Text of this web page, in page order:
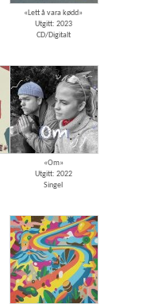
«Lett å vara kødd»
Utgitt: 2023
CD/Digitalt
«Om»
Utgitt: 2022
Singel